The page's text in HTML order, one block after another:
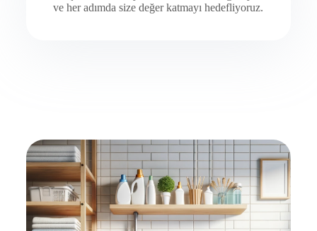
ve her adımda size değer katmayı hedefliyoruz.